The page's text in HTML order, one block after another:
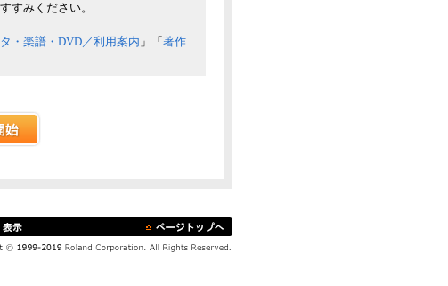
すみください。
・楽譜・DVD／利用案内 」「 著作